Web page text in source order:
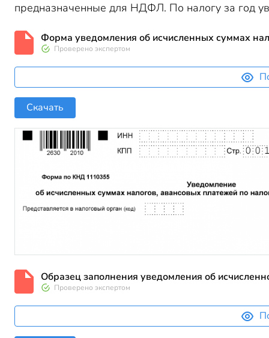
предназначенные для НДФЛ. По налогу за год
Форма уведомления об исчисленных суммах
Проверено экспертом
Скачать
Образец заполнения уведомления об
Проверено экспертом